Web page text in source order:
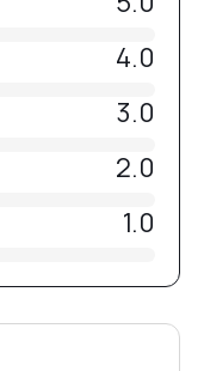
nm)
4.0
3.0
2.0
1.0